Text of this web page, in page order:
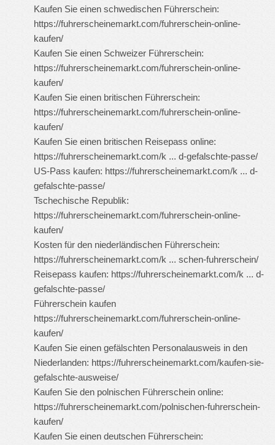
Kaufen Sie einen schwedischen Führerschein:
https://fuhrerscheinemarkt.com/fuhrerschein-online-
kaufen/
Kaufen Sie einen Schweizer Führerschein:
https://fuhrerscheinemarkt.com/fuhrerschein-online-
kaufen/
Kaufen Sie einen britischen Führerschein:
https://fuhrerscheinemarkt.com/fuhrerschein-online-
kaufen/
Kaufen Sie einen britischen Reisepass online:
https://fuhrerscheinemarkt.com/k ... d-gefalschte-passe/
US-Pass kaufen: https://fuhrerscheinemarkt.com/k ... d-
gefalschte-passe/
Tschechische Republik:
https://fuhrerscheinemarkt.com/fuhrerschein-online-
kaufen/
Kosten für den niederländischen Führerschein:
https://fuhrerscheinemarkt.com/k ... schen-fuhrerschein/
Reisepass kaufen: https://fuhrerscheinemarkt.com/k ... d-
gefalschte-passe/
Führerschein kaufen
https://fuhrerscheinemarkt.com/fuhrerschein-online-
kaufen/
Kaufen Sie einen gefälschten Personalausweis in den
Niederlanden: https://fuhrerscheinemarkt.com/kaufen-sie-
gefalschte-ausweise/
Kaufen Sie den polnischen Führerschein online:
https://fuhrerscheinemarkt.com/polnischen-fuhrerschein-
kaufen/
Kaufen Sie einen deutschen Führerschein: